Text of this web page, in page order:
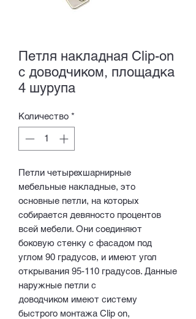
Петля накладная Clip-on
с доводчиком, площадка
4 шурупа
Количество *
Петли четырехшарнирные
мебельные накладные, это
основные петли, на которых
собирается девяносто процентов
всей мебели. Они соединяют
боковую стенку с фасадом под
углом 90 градусов, и имеют угол
открывания 95-110 градусов. Данные
наружные петли с
доводчиком имеют систему
быстрого монтажа Clip on,